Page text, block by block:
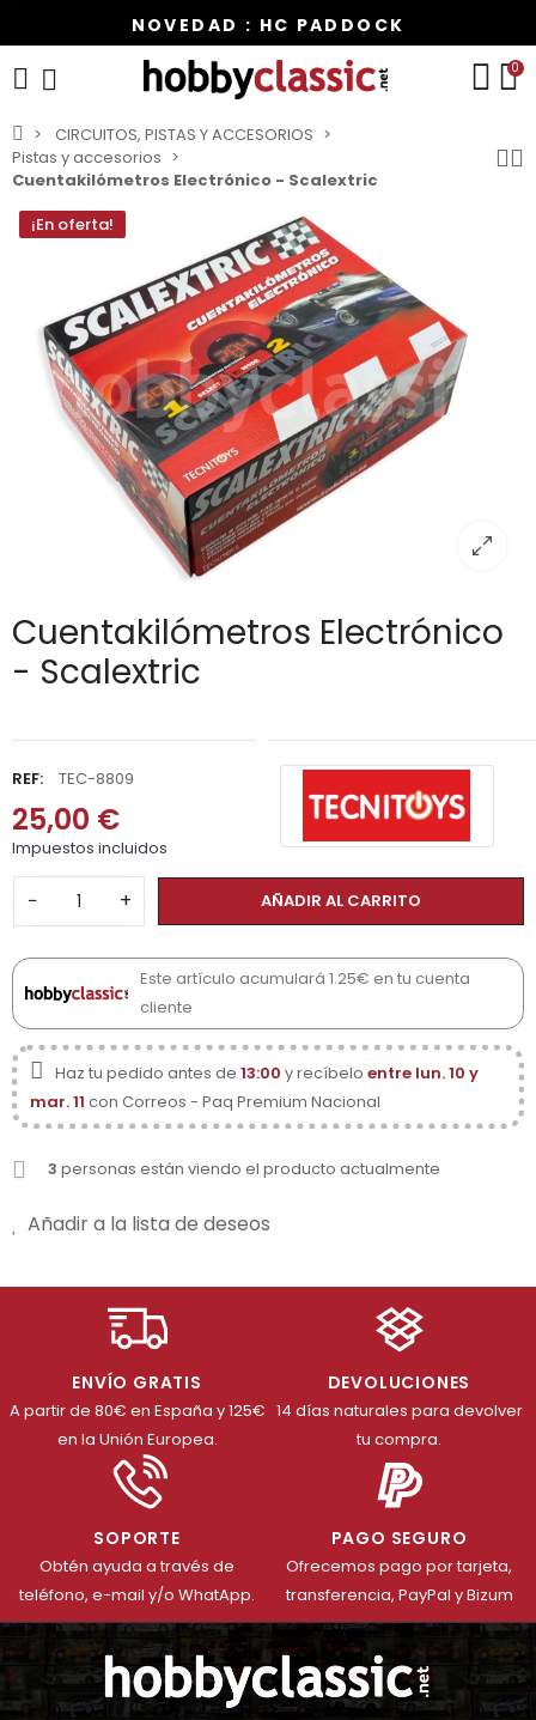
NOVEDAD : HC PADDOCK
0
CIRCUITOS, PISTAS Y ACCESORIOS
Pistas y accesorios
Cuentakilómetros Electrónico - Scalextric
¡En oferta!
Cuentakilómetros Electrónico
- Scalextric
REF: TEC-8809
25,00 €
Impuestos incluidos
− + AÑADIR AL CARRITO
Este artículo acumulará 1.25€ en tu cuenta
cliente
Haz tu pedido antes de 13:00 y recíbelo entre lun. 10 y
mar. 11 con Correos - Paq Premium Nacional
3 personas están viendo el producto actualmente
Añadir a la lista de deseos
ENVÍO GRATIS
A partir de 80€ en España y 125€
en la Unión Europea.
DEVOLUCIONES
14 días naturales para devolver
tu compra.
SOPORTE
Obtén ayuda a través de
teléfono, e-mail y/o WhatApp.
PAGO SEGURO
Ofrecemos pago por tarjeta,
transferencia, PayPal y Bizum